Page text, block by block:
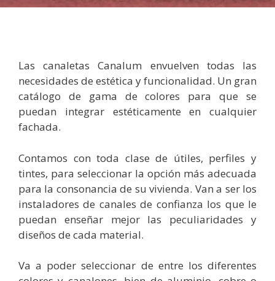
Las canaletas Canalum envuelven todas las
necesidades de estética y funcionalidad. Un gran
catálogo de gama de colores para que se
puedan integrar estéticamente en cualquier
fachada.
Contamos con toda clase de útiles, perfiles y
tintes, para seleccionar la opción más adecuada
para la consonancia de su vivienda. Van a ser los
instaladores de canales de confianza los que le
puedan enseñar mejor las peculiaridades y
diseños de cada material.
Va a poder seleccionar de entre los diferentes